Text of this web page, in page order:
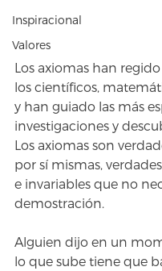
Inspiracional
Valores
Los axiomas han
los científicos,
y han guiado las más
investigaciones y
Los axiomas son
por sí mismas,
e invariables que no
demostración.
Alguien dijo en un
lo que sube tiene que